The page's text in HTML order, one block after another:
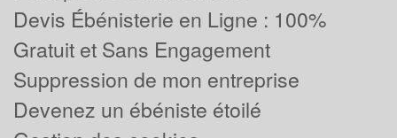
Devis Ébénisterie en Ligne : 100%
Gratuit et Sans Engagement
Suppression de mon entreprise
Devenez un ébéniste étoilé